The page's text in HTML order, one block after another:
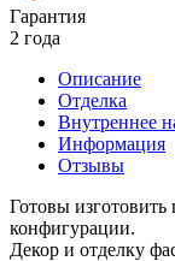
Гарантия
2 года
Описание
Отделка
Внутреннее
Информация
Отзывы
Готовы
конфигурации.
Декор и отделку